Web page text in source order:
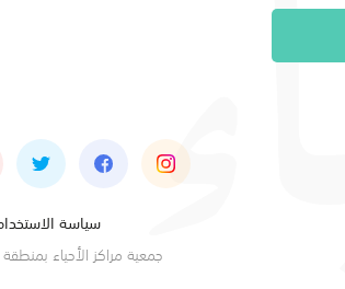
سياسة
جمعية مراكز الأحياء